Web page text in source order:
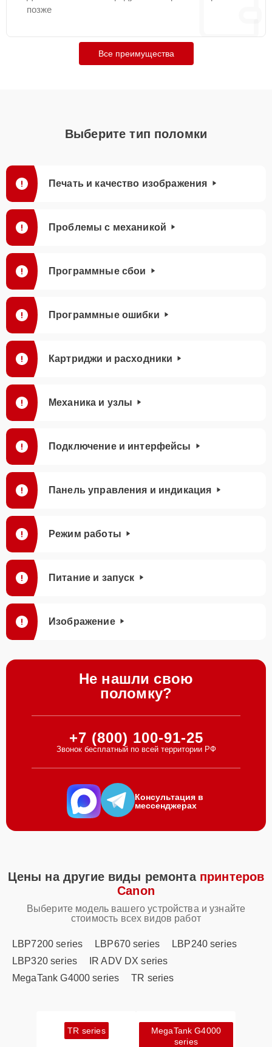
позже
Все преимущества
Выберите тип поломки
Печать и качество изображения
Проблемы с механикой
Программные сбои
Программные ошибки
Картриджи и расходники
Механика и узлы
Подключение и интерфейсы
Панель управления и индикация
Режим работы
Питание и запуск
Изображение
Не нашли свою
поломку?
+7 (800) 100-91-25
Звонок бесплатный по всей территории РФ
Консультация в
мессенджерах
Цены на другие виды ремонта принтеров
Canon
Выберите модель вашего устройства и узнайте
стоимость всех видов работ
LBP7200 series LBP670 series
LBP240 series
LBP320 series
IR ADV DX series
MegaTank G4000 series
TR series
TR series
MegaTank G4000
series